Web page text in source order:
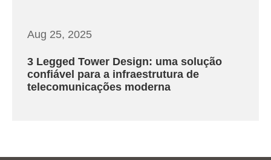
Aug 25, 2025
3 Legged Tower Design: uma solução
confiável para a infraestrutura de
telecomunicações moderna